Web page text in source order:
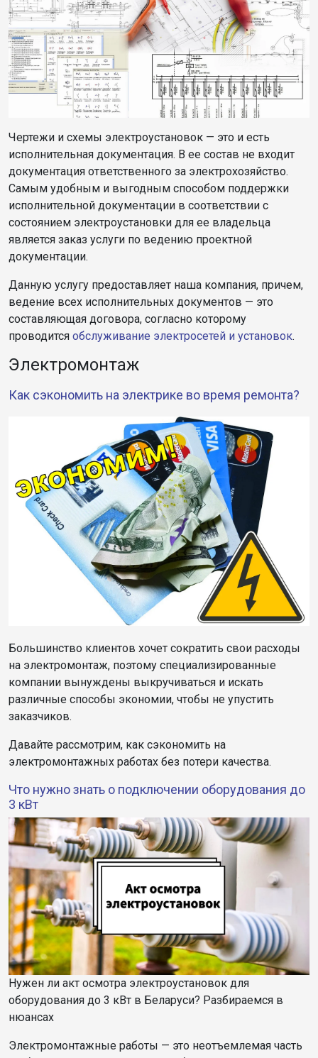
Чертежи и схемы электроустановок — это и есть
исполнительная документация. В ее состав не входит
документация ответственного за электрохозяйство.
Самым удобным и выгодным способом поддержки
исполнительной документации в соответствии с
состоянием электроустановки для ее владельца
является заказ услуги по ведению проектной
документации.
Данную услугу предоставляет наша компания, причем,
ведение всех исполнительных документов — это
составляющая договора, согласно которому
проводится обслуживание электросетей и установок.
Электромонтаж
Как сэкономить на электрике во время ремонта?
Большинство клиентов хочет сократить свои расходы
на электромонтаж, поэтому специализированные
компании вынуждены выкручиваться и искать
различные способы экономии, чтобы не упустить
заказчиков.
Давайте рассмотрим, как сэкономить на
электромонтажных работах без потери качества.
Что нужно знать о подключении оборудования до
3 кВт
Нужен ли акт осмотра электроустановок для
оборудования до 3 кВт в Беларуси? Разбираемся в
нюансах
Электромонтажные работы — это неотъемлемая часть